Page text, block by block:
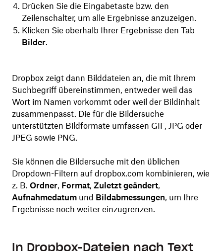
Drücken Sie die Eingabetaste bzw. den
Zeilenschalter, um alle Ergebnisse anzuzeigen.
Klicken Sie oberhalb Ihrer Ergebnisse den Tab
Bilder.
Dropbox zeigt dann Bilddateien an, die mit Ihrem
Suchbegriff übereinstimmen, entweder weil das
Wort im Namen vorkommt oder weil der Bildinhalt
zusammenpasst. Die für die Bildersuche
unterstützten Bildformate umfassen GIF, JPG oder
JPEG sowie PNG.
Sie können die Bildersuche mit den üblichen
Dropdown-Filtern auf dropbox.com kombinieren, wie
z. B. Ordner, Format, Zuletzt geändert,
Aufnahmedatumund Bildabmessungen, um Ihre
Ergebnisse noch weiter einzugrenzen.
In Dropbox-Dateien nach Text